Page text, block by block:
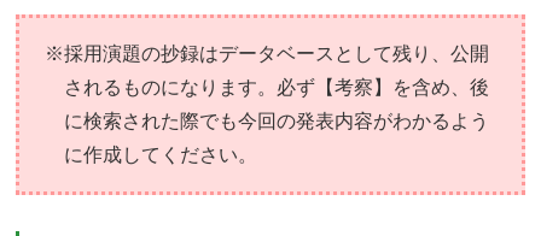
※採用演題の抄録はデータベースとして残り、公開
されるものになります。必ず【考察】を含め、後
に検索された際でも今回の発表内容がわかるよう
に作成してください。